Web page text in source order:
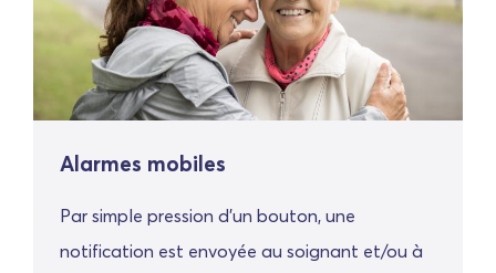
Alarmes mobiles
Par simple pression d'un bouton, une
notification est envoyée au soignant et/ou à